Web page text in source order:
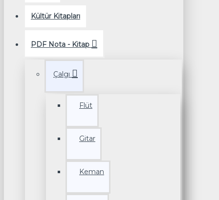
Kültür Kitapları
PDF Nota - Kitap
Çalgı
Flüt
Gitar
Keman